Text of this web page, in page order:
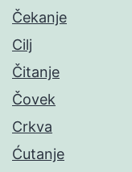
Čekanje
Cilj
Čitanje
Čovek
Crkva
Ćutanje